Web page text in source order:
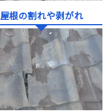
屋根の割れや剥がれ